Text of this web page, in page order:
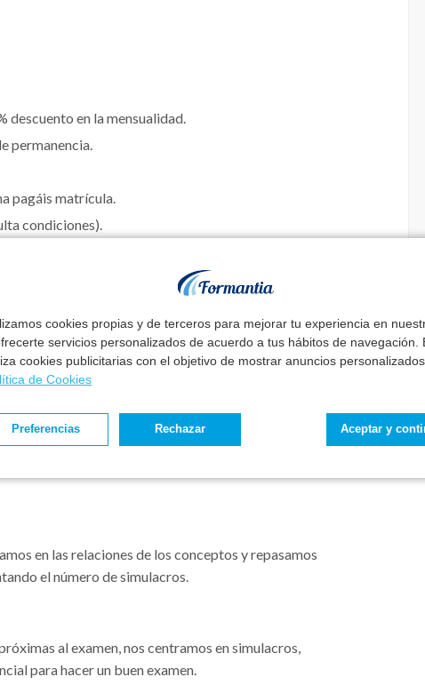
cookies propias y de terceros para mejorar tu experiencia en
servicios personalizados de acuerdo a tus hábitos de navegación.
cookies publicitarias con el objetivo de mostrar anuncios personalizados.
de Cookies
Aceptar y
Rechazar
Preferencias
descuento en la mensualidad.
permanencia.
pagáis matrícula.
condiciones).
Sistema de vueltas:
+ 1 de legislación común.
conceptos.
adicionalmente los meses o módulos a los que
en las relaciones de los conceptos y repasamos
el número de simulacros.
al examen, nos centramos en simulacros,
para hacer un buen examen.